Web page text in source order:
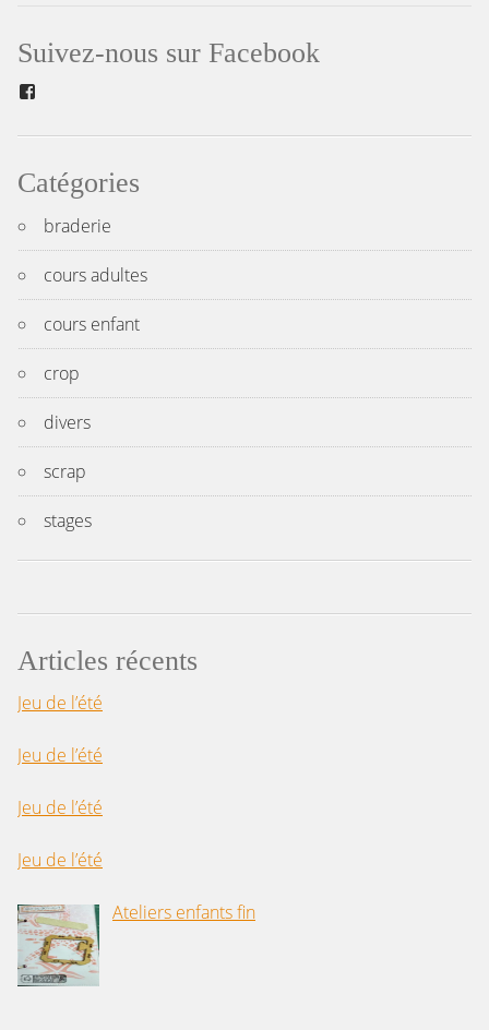
l’article
Suivez-nous sur Facebook
Catégories
braderie
cours adultes
cours enfant
crop
divers
scrap
stages
Articles récents
Jeu de l’été
Jeu de l’été
Jeu de l’été
Jeu de l’été
Ateliers enfants fin